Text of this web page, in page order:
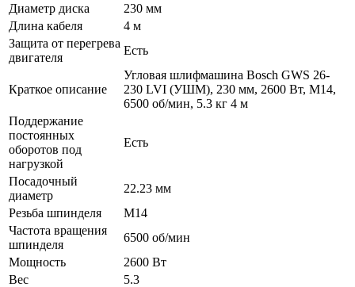
Диаметр диска
230 мм
Длина кабеля
4 м
Защита от перегрева
двигателя
Есть
Краткое описание
Угловая шлифмашина Bosch GWS 26-
230 LVI (УШМ), 230 мм, 2600 Вт, М14,
6500 об/мин, 5.3 кг 4 м
Поддержание
постоянных
оборотов под
нагрузкой
Есть
Посадочный
диаметр
22.23 мм
Резьба шпинделя
М14
Частота вращения
шпинделя
6500 об/мин
Мощность
2600 Вт
Вес
5.3